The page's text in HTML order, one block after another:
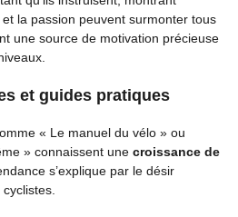
la passion peuvent surmonter tous
une source de motivation précieuse
et guides pratiques
« Le manuel du vélo » ou
» connaissent une croissance de
s’explique par le désir